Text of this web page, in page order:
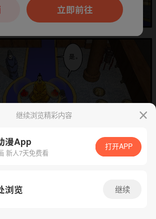
App免费看
继续浏览精彩内容
漫App
新人7天免费看
打开APP
浏览 继续
户7天免费看立即前往